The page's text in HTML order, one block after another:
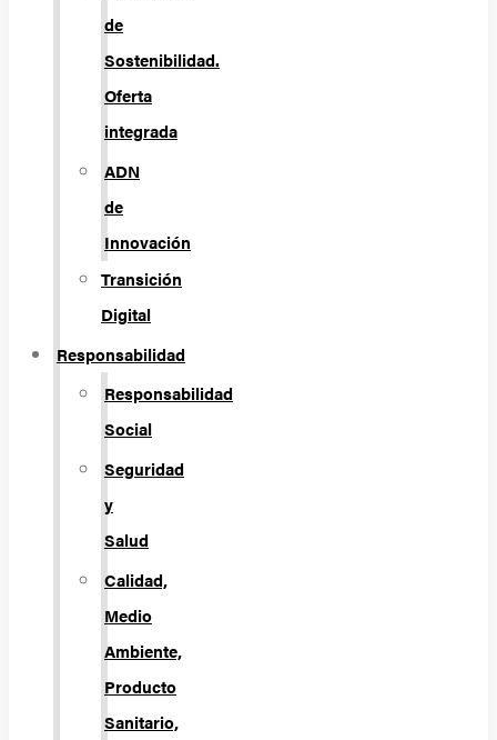
de
Sostenibilidad.
Oferta
integrada
ADN
de
Innovación
Transición
Digital
Responsabilidad
Responsabilidad
Social
Seguridad
y
Salud
Calidad,
Medio
Ambiente,
Producto
Sanitario,